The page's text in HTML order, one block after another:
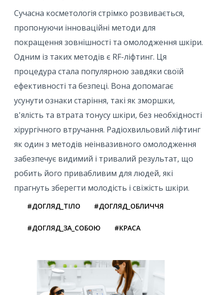
Сучасна косметологія стрімко розвивається,
пропонуючи інноваційні методи для
покращення зовнішності та омолодження шкіри.
Одним із таких методів є RF-ліфтинг. Ця
процедура стала популярною завдяки своїй
ефективності та безпеці. Вона допомагає
усунути ознаки старіння, такі як зморшки,
в'ялість та втрата тонусу шкіри, без необхідності
хірургічного втручання. Радіохвильовий ліфтинг
як один з методів неінвазивного омолодження
забезпечує видимий і тривалий результат, що
робить його привабливим для людей, які
прагнуть зберегти молодість і свіжість шкіри.
#ДОГЛЯД_ТІЛО #ДОГЛЯД_ОБЛИЧЧЯ
#ДОГЛЯД_ЗА_СОБОЮ #КРАСА